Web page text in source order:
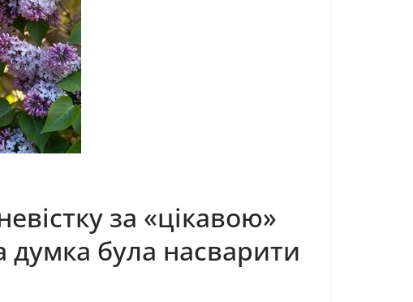
за «цікавою»
була насварити